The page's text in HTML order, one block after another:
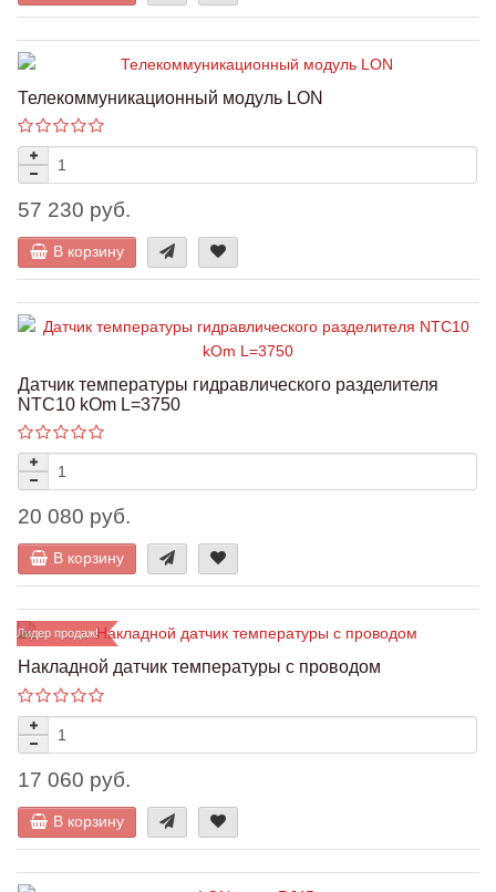
Телекоммуникационный модуль LON
57 230 руб.
В корзину
Датчик температуры гидравлического разделителя
NTC10 kOm L=3750
20 080 руб.
В корзину
Лидер продаж!
Накладной датчик температуры с проводом
17 060 руб.
В корзину